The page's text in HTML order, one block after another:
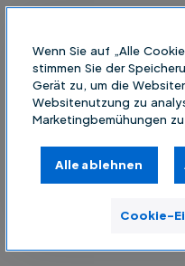
Wenn Sie auf „Alle
stimmen Sie der
Gerät zu, um die
Websitenutzung zu
Marketingbemühungen
Alle ablehnen
Cookie-